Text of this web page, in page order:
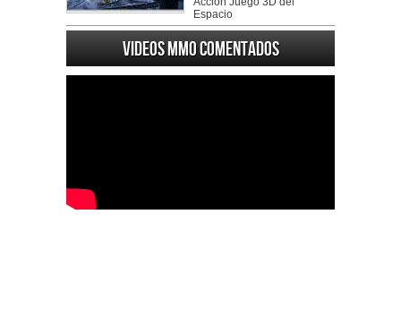
Espacio
Videos MMO Comentados